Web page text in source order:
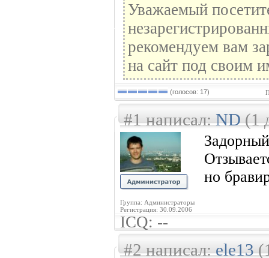
Уважаемый
рекомендуем вам
на сайт под своим
(голосов: 17)
#1 написал:ND(1
Группа: Администраторы
Регистрация: 30.09.2006
но
ICQ: --
#2 написал:ele13